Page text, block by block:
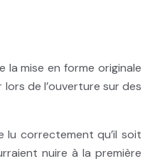
la mise en forme originale
de l’ouverture sur des
lu correctement qu’il soit
nuire à la première